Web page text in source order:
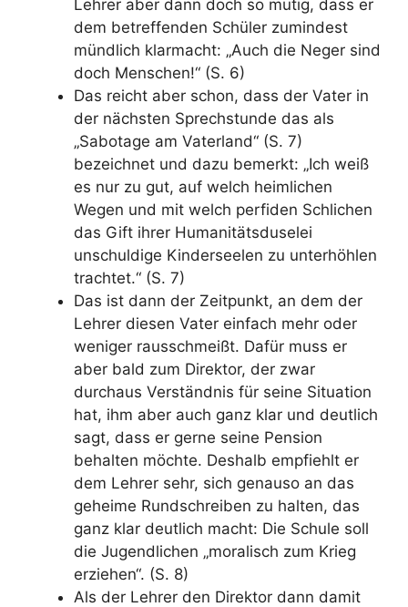
Lehrer aber dann doch so mutig, dass er
dem betreffenden Schüler zumindest
mündlich klarmacht: „Auch die Neger sind
doch Menschen!“ (S. 6)
Das reicht aber schon, dass der Vater in
der nächsten Sprechstunde das als
„Sabotage am Vaterland“ (S. 7)
bezeichnet und dazu bemerkt: „Ich weiß
es nur zu gut, auf welch heimlichen
Wegen und mit welch perfiden Schlichen
das Gift ihrer Humanitätsduselei
unschuldige Kinderseelen zu unterhöhlen
trachtet.“ (S. 7)
Das ist dann der Zeitpunkt, an dem der
Lehrer diesen Vater einfach mehr oder
weniger rausschmeißt. Dafür muss er
aber bald zum Direktor, der zwar
durchaus Verständnis für seine Situation
hat, ihm aber auch ganz klar und deutlich
sagt, dass er gerne seine Pension
behalten möchte. Deshalb empfiehlt er
dem Lehrer sehr, sich genauso an das
geheime Rundschreiben zu halten, das
ganz klar deutlich macht: Die Schule soll
die Jugendlichen „moralisch zum Krieg
erziehen“. (S. 8)
Als der Lehrer den Direktor dann damit